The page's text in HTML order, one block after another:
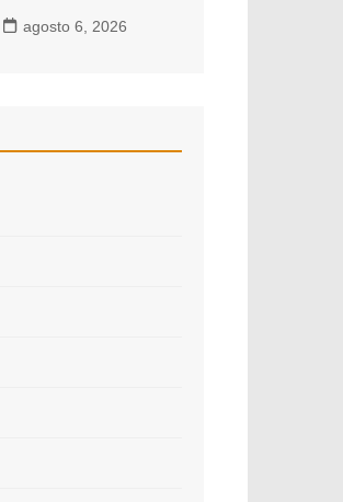
agosto 6, 2026